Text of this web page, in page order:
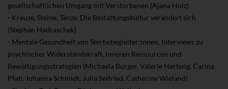
gesellschaftlichen Umgang mit Verstorbenen (Ajana Holz)
- Kreuze, Steine, Tänze. Die Bestattungskultur verändert sich
(Stephan Hadraschek)
- Mentale Gesundheit von Sterbebegleiter:innen. Interviews zu
psychischer Widerstandskraft, inneren Ressourcen und
Bewältigungsstrategien (Michaela Burger, Valerie Hertwig, Carina
Pfab, Johanna Schmidt, Julia Seifried, Catherine Wieland)